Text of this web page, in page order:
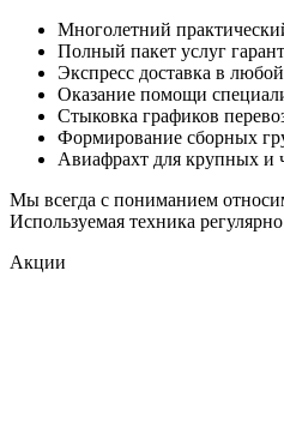
Многолетний
Полный пакет услуг
Экспресс доставка в
Оказание помощи
Стыковка графиков
Формирование сборных
Авиафрахт для крупных и
Мы всегда с пониманием
Используемая техника
Акции